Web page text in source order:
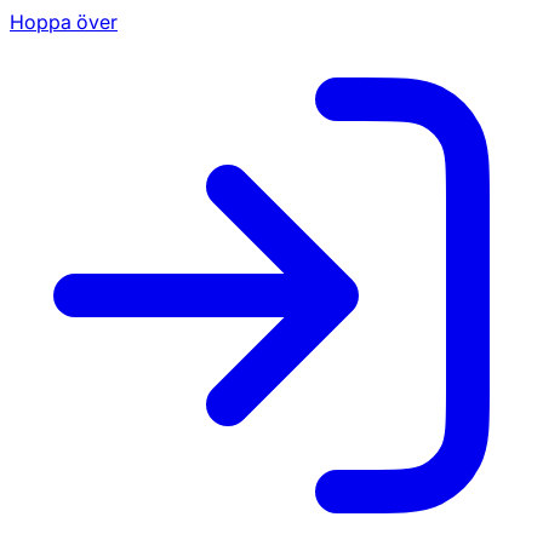
Hoppa över